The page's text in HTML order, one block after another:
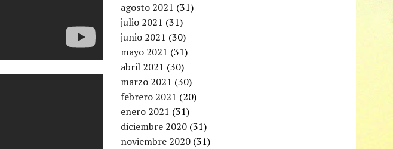
agosto 2021 (31)
julio 2021 (31)
junio 2021 (30)
mayo 2021 (31)
abril 2021 (30)
marzo 2021 (30)
febrero 2021 (20)
enero 2021 (31)
diciembre 2020 (31)
noviembre 2020 (31)